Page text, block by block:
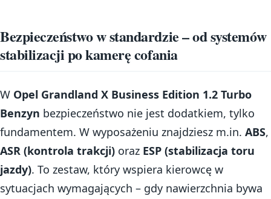
Bezpieczeństwo w standardzie – od systemów
stabilizacji po kamerę cofania
W Opel Grandland X Business Edition 1.2 Turbo
Benzyn bezpieczeństwo nie jest dodatkiem, tylko
fundamentem. W wyposażeniu znajdziesz m.in. ABS,
ASR (kontrola trakcji) oraz ESP (stabilizacja toru
jazdy). To zestaw, który wspiera kierowcę w
sytuacjach wymagających – gdy nawierzchnia bywa